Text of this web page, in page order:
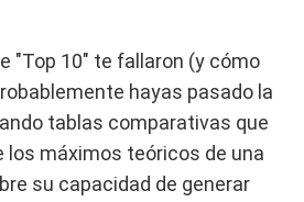
"Top 10" te fallaron (y cómo
hayas pasado la
tablas comparativas que
los máximos teóricos de una
su capacidad de generar